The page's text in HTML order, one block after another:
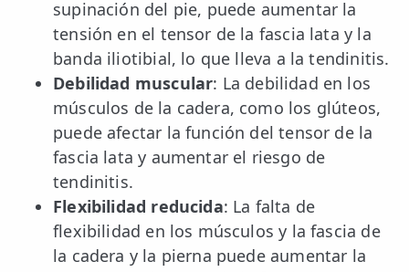
supinación del pie, puede aumentar la
tensión en el tensor de la fascia lata y la
banda iliotibial, lo que lleva a la tendinitis.
Debilidad muscular: La debilidad en los
músculos de la cadera, como los glúteos,
puede afectar la función del tensor de la
fascia lata y aumentar el riesgo de
tendinitis.
Flexibilidad reducida: La falta de
flexibilidad en los músculos y la fascia de
la cadera y la pierna puede aumentar la